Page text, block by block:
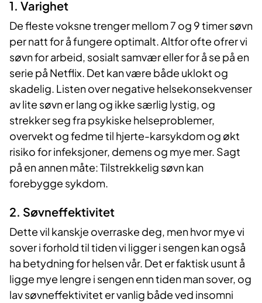
1. Varighet
De fleste voksne trenger mellom 7 og 9 timer søvn
per natt for å fungere optimalt. Altfor ofte ofrer vi
søvn for arbeid, sosialt samvær eller for å se på en
serie på Netflix. Det kan være både uklokt og
skadelig. Listen over negative helsekonsekvenser
av lite søvn er lang og ikke særlig lystig, og
strekker seg fra psykiske helseproblemer,
overvekt og fedme til hjerte-karsykdom og økt
risiko for infeksjoner, demens og mye mer. Sagt
på en annen måte: Tilstrekkelig søvn kan
forebygge sykdom.
2. Søvneffektivitet
Dette vil kanskje overraske deg, men hvor mye vi
sover i forhold til tiden vi ligger i sengen kan også
ha betydning for helsen vår. Det er faktisk usunt å
ligge mye lengre i sengen enn tiden man sover, og
lav søvneffektivitet er vanlig både ved insomni